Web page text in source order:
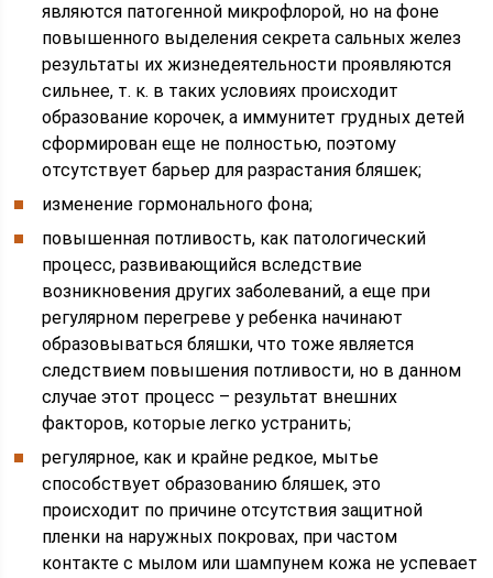
являются патогенной микрофлорой, но на фоне
повышенного выделения секрета сальных желез
результаты их жизнедеятельности проявляются
сильнее, т. к. в таких условиях происходит
образование корочек, а иммунитет грудных детей
сформирован еще не полностью, поэтому
отсутствует барьер для разрастания бляшек;
изменение гормонального фона;
повышенная потливость, как патологический
процесс, развивающийся вследствие
возникновения других заболеваний, а еще при
регулярном перегреве у ребенка начинают
образовываться бляшки, что тоже является
следствием повышения потливости, но в данном
случае этот процесс – результат внешних
факторов, которые легко устранить;
регулярное, как и крайне редкое, мытье
способствует образованию бляшек, это
происходит по причине отсутствия защитной
пленки на наружных покровах, при частом
контакте с мылом или шампунем кожа не успевает